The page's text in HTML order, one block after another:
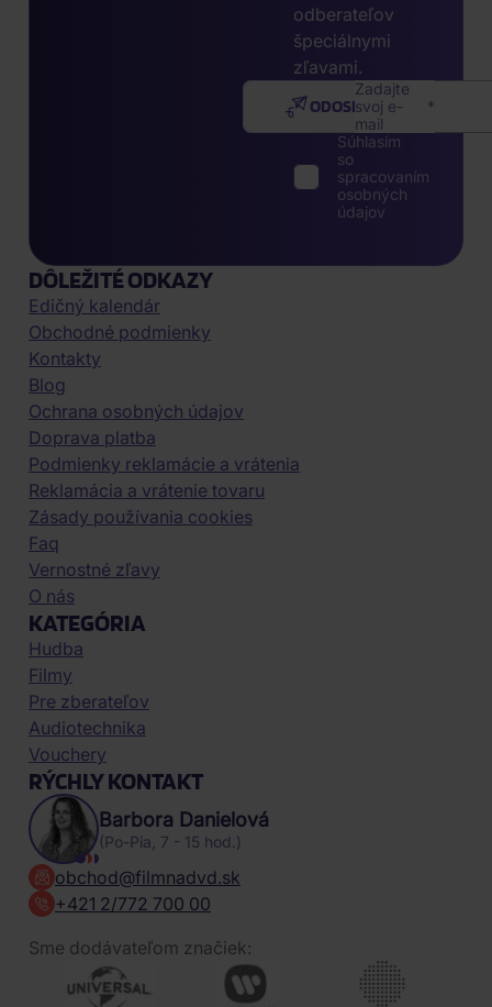
odberateľov
špeciálnymi
zľavami.
Zadajte
svoj e-
mail
ODOSLAŤ
Súhlasím
so
spracovaním
osobných
údajov
DÔLEŽITÉ ODKAZY
Edičný kalendár
Obchodné podmienky
Kontakty
Blog
Ochrana osobných údajov
Doprava platba
Podmienky reklamácie a vrátenia
Reklamácia a vrátenie tovaru
Zásady používania cookies
Faq
Vernostné zľavy
O nás
KATEGÓRIA
Hudba
Filmy
Pre zberateľov
Audiotechnika
Vouchery
RÝCHLY KONTAKT
Barbora Danielová
(Po-Pia, 7 - 15 hod.)
obchod@filmnadvd.sk
+421 2/772 700 00
Sme dodávateľom značiek: